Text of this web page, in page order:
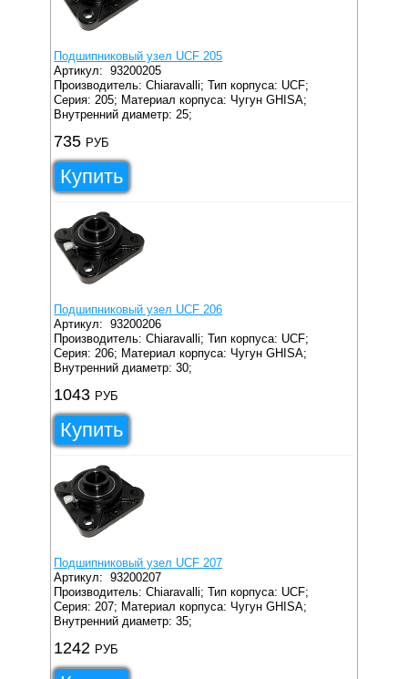
Подшипниковый узел UCF 205
Артикул:93200205
Производитель: Chiaravalli; Тип корпуса: UCF;
Серия: 205; Материал корпуса: Чугун GHISA;
Внутренний диаметр: 25;
735 РУБ
Купить
Подшипниковый узел UCF 206
Артикул:93200206
Производитель: Chiaravalli; Тип корпуса: UCF;
Серия: 206; Материал корпуса: Чугун GHISA;
Внутренний диаметр: 30;
1043 РУБ
Купить
Подшипниковый узел UCF 207
Артикул:93200207
Производитель: Chiaravalli; Тип корпуса: UCF;
Серия: 207; Материал корпуса: Чугун GHISA;
Внутренний диаметр: 35;
1242 РУБ